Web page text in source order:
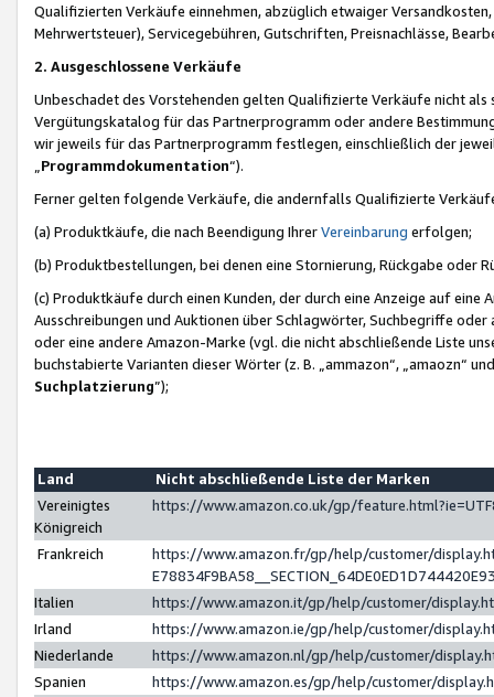
Qualifizierten Verkäufe einnehmen, abzüglich etwaiger
Mehrwertsteuer), Servicegebühren, Gutschriften, Preisnachlässe,
2. Ausgeschlossene Verkäufe
Unbeschadet des Vorstehenden gelten Qualifizierte Verkäufe nicht
Vergütungskatalog für das Partnerprogramm oder andere
wir jeweils für das Partnerprogramm festlegen, einschließlich der
Programmdokumentation“).
Ferner gelten folgende Verkäufe, die andernfalls Qualifizierte
(a) Produktkäufe, die nach Beendigung IhrerVereinbarung erfolgen;
(b) Produktbestellungen, bei denen eine Stornierung, Rückgabe oder
(c) Produktkäufe durch einen Kunden, der durch eine Anzeige auf
Ausschreibungen und Auktionen über Schlagwörter, Suchbegriffe
oder eine andere Amazon-Marke (vgl. die nicht abschließende Liste
buchstabierte Varianten dieser Wörter (z. B. „ammazon“, „amaozn“
Suchplatzierung”);
Land
Nicht abschließende Liste der Marken
Vereinigtes
Königreich
https://www.amazon.co.uk/gp/
Frankreich
https://www.amazon.fr/gp/help/customer/
Italien
https://www.amazon.it/gp/help/customer/
Irland
https://www.amazon.ie/gp/help/customer/
Niederlande
https://www.amazon.nl/gp/help/customer/
Spanien
https://www.amazon.es/gp/help/customer/